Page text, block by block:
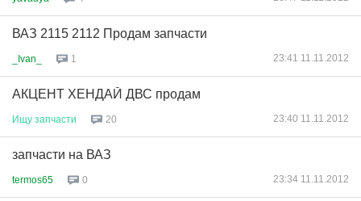
ВАЗ 2115 2112 Продам запчасти
_Ivan_ 1 23:41 11.11.2012
АКЦЕНТ ХЕНДАЙ ДВС продам
Ищу запчасти 20 23:40 11.11.2012
запчасти на ВАЗ
termos65 0 23:34 11.11.2012